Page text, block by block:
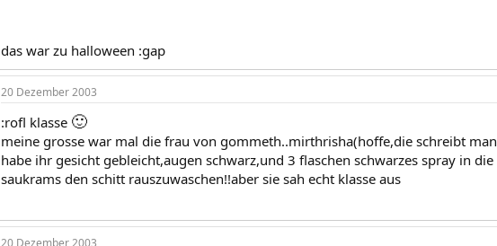
das war zu halloween :gap
20 Dezember 2003
:rofl klasse 🙂
meine grosse war mal die frau von gommeth..mirthrisha(hoffe,die schreibt
habe ihr gesicht gebleicht,augen schwarz,und 3 flaschen schwarzes spray in
saukrams den schitt rauszuwaschen!!aber sie sah echt klasse aus
20 Dezember 2003